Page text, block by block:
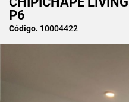
P6
Código. 10004422